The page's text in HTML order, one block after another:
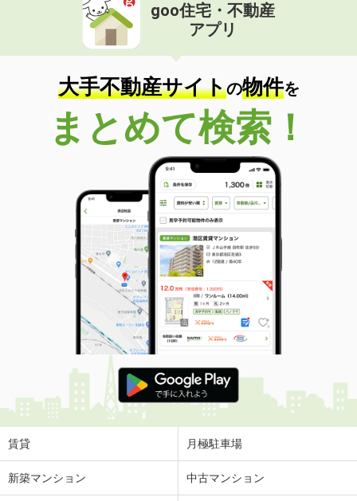
goo住宅・不動産
アプリ
大手不動産サイトの物件を
まとめて検索！
賃貸 月極駐車場
新築マンション 中古マンション